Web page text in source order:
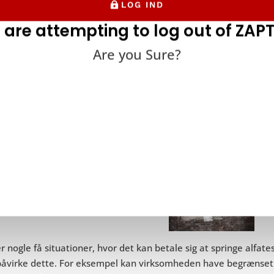
testene kan endda begynde, mens udviklerne
detaljer. Mange programmer har en offentlig eller
I disse tilfælde udføres alfa-test i den sidste fase af den
normalt, når ansøgningen er 60% færdig. Alpha-test er
fejl og problemer, der påvirker slutbrugerens
nogle få situationer, hvor det kan betale sig at springe
dette. For eksempel kan virksomheden have
LOG IND
are attempting to log out of
Are you Sure?